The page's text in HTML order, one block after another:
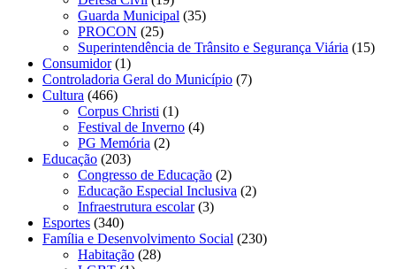
Guarda Municipal (35)
PROCON (25)
Superintendência de Trânsito e Segurança Viária (15)
Consumidor(1)
Controladoria Geral do Município (7)
Cultura (466)
Corpus Christi (1)
Festival de Inverno (4)
PG Memória (2)
Educação (203)
Congresso de Educação (2)
Educação Especial Inclusiva (2)
Infraestrutura escolar(3)
Esportes (340)
Família e Desenvolvimento Social (230)
Habitação (28)